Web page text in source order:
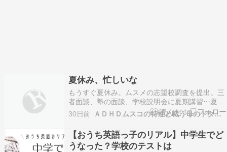
夏休み、忙しいな
もうすぐ夏休み。ムスメの志望校調査を提出。三
者面談、塾の面談、学校説明会に夏期講習⋯夏休
みなんかすぐに過ぎ去りそう。ゆるフワ部活で
も、最後の大会もあるし。もう、ムスメは本当に
頑張り屋さんなんだけど、如何せん、結果がつい
てこない。不注意なのかな？問題文の読み違い、
思い込みが多いで…
30日前 ＡＤＨＤムスコの特性と戦う母のドタバタ日記
【おうち英語っ子のリアル】中学生でど
うなった？学校のテストは